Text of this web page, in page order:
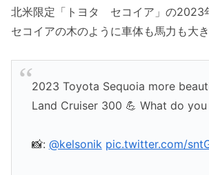
北米限定「トヨタ セコイア」の2023
セコイアの木のように車体も馬力も大
2023 Toyota Sequoia more
Land Cruiser 300 💪 What do
📸: @kelsonik pic.twitter.com/